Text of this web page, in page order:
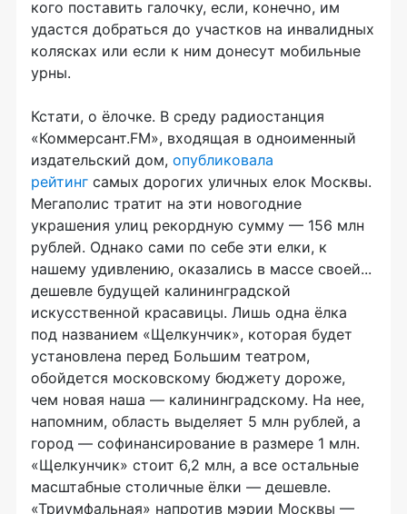
кого поставить галочку, если, конечно, им
удастся добраться до участков на инвалидных
колясках или если к ним донесут мобильные
урны.
Кстати, о ёлочке. В среду радиостанция
«Коммерсант.FM», входящая в одноименный
издательский дом, опубликовала
рейтинг самых дорогих уличных елок Москвы.
Мегаполис тратит на эти новогодние
украшения улиц рекордную сумму — 156 млн
рублей. Однако сами по себе эти елки, к
нашему удивлению, оказались в массе своей...
дешевле будущей калининградской
искусственной красавицы. Лишь одна ёлка
под названием «Щелкунчик», которая будет
установлена перед Большим театром,
обойдется московскому бюджету дороже,
чем новая наша — калининградскому. На нее,
напомним, область выделяет 5 млн рублей, а
город — софинансирование в размере 1 млн.
«Щелкунчик» стоит 6,2 млн, а все остальные
масштабные столичные ёлки — дешевле.
«Триумфальная» напротив мэрии Москвы —